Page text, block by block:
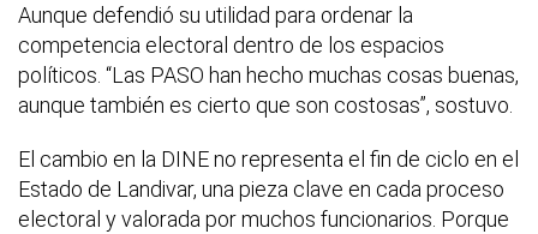
Aunque defendió su utilidad para ordenar la
competencia electoral dentro de los espacios
políticos. “Las PASO han hecho muchas cosas buenas,
aunque también es cierto que son costosas”, sostuvo.
El cambio en la DINE no representa el fin de ciclo en el
Estado de Landivar, una pieza clave en cada proceso
electoral y valorada por muchos funcionarios. Porque